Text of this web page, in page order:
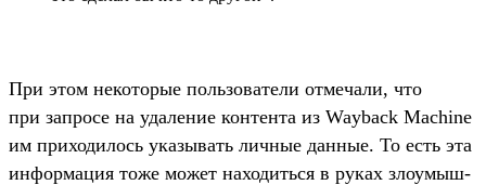
При этом некото­рые поль­зовате­ли отме­чали, что
при зап­росе на уда­ление кон­тента из Wayback Machine
им при­ходи­лось ука­зывать лич­ные дан­ные. То есть эта
информа­ция тоже может находить­ся в руках зло­умыш­